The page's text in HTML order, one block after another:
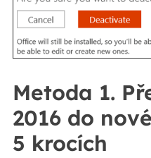
Metoda 1.
2016 do
5 krocích